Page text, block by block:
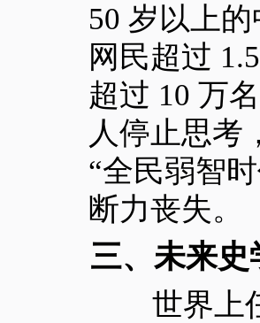
50 岁以上
网民超过
超过 10 万
人停止思考
“全民弱智
断力丧失。
三、 未来史
世界上任